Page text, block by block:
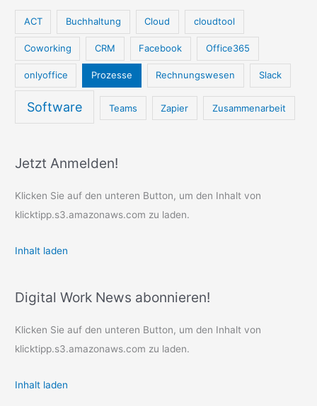
ACT Buchhaltung Cloud cloudtool
Coworking CRM Facebook Office365
onlyoffice Prozesse Rechnungswesen Slack
Software Teams Zapier Zusammenarbeit
Jetzt Anmelden!
Klicken Sie auf den unteren Button, um den Inhalt von
klicktipp.s3.amazonaws.com zu laden.
Inhalt laden
Digital Work News abonnieren!
Klicken Sie auf den unteren Button, um den Inhalt von
klicktipp.s3.amazonaws.com zu laden.
Inhalt laden